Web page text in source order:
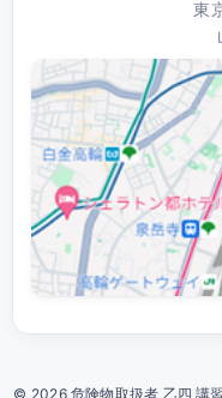
東
© 2026 危険物取扱者 乙四 講